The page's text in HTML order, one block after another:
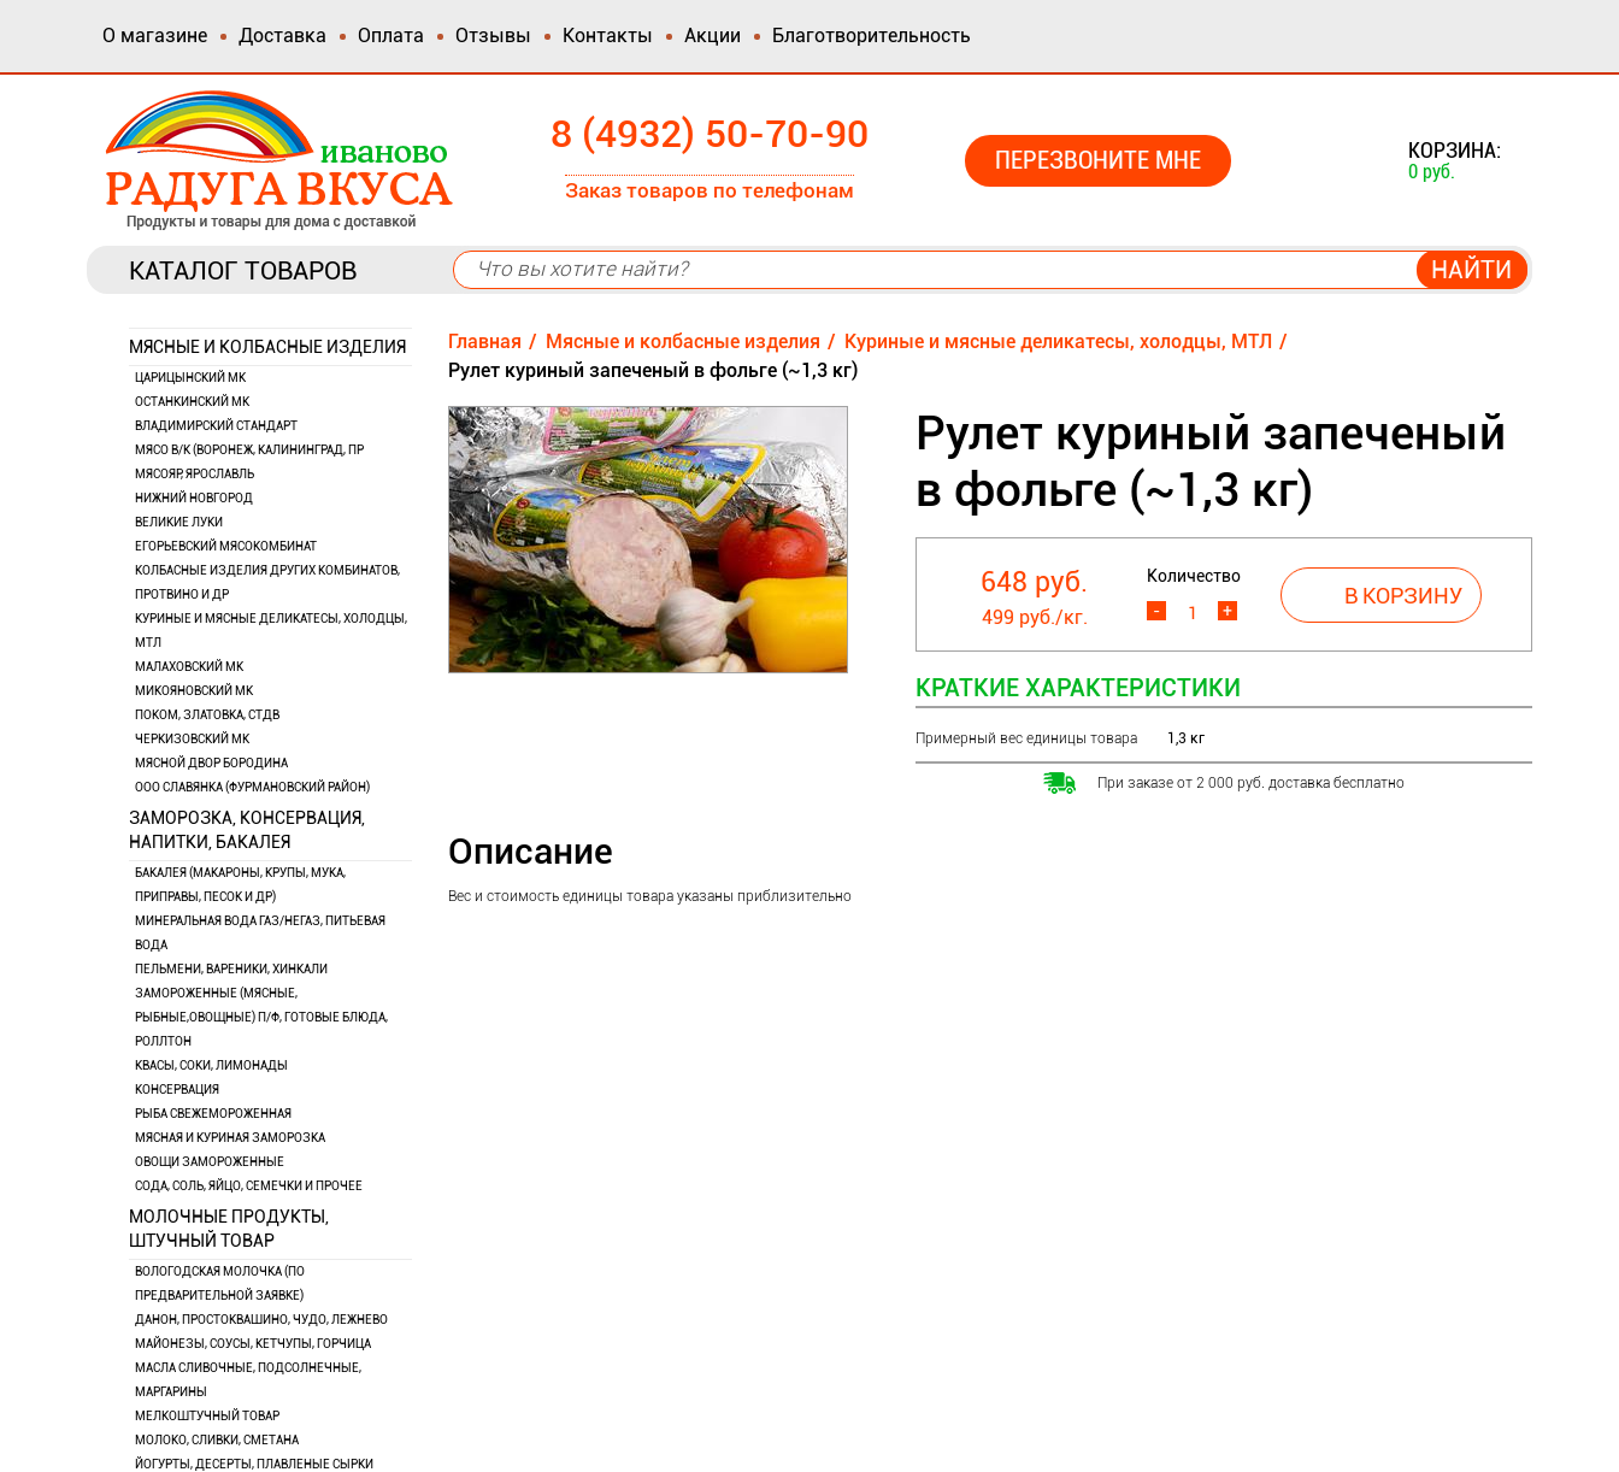
О магазине Доставка Оплата Отзывы Контакты Акции Благотворительность
8 (4932) 50-70-90
Заказ товаров по телефонам
ПЕРЕЗВОНИТЕ МНЕ КОРЗИНА:
0 руб.
КАТАЛОГ ТОВАРОВ
МЯСНЫЕ И КОЛБАСНЫЕ ИЗДЕЛИЯ
ЦАРИЦЫНСКИЙ МК
ОСТАНКИНСКИЙ МК
ВЛАДИМИРСКИЙ СТАНДАРТ
МЯСО В/К (ВОРОНЕЖ, КАЛИНИНГРАД, ПР
МЯСОЯР, ЯРОСЛАВЛЬ
НИЖНИЙ НОВГОРОД
ВЕЛИКИЕ ЛУКИ
ЕГОРЬЕВСКИЙ МЯСОКОМБИНАТ
КОЛБАСНЫЕ ИЗДЕЛИЯ ДРУГИХ КОМБИНАТОВ,
ПРОТВИНО И ДР
КУРИНЫЕ И МЯСНЫЕ ДЕЛИКАТЕСЫ, ХОЛОДЦЫ,
МТЛ
МАЛАХОВСКИЙ МК
МИКОЯНОВСКИЙ МК
ПОКОМ, ЗЛАТОВКА, СТДВ
ЧЕРКИЗОВСКИЙ МК
МЯСНОЙ ДВОР БОРОДИНА
ООО СЛАВЯНКА (ФУРМАНОВСКИЙ РАЙОН)
ЗАМОРОЗКА, КОНСЕРВАЦИЯ,
НАПИТКИ, БАКАЛЕЯ
БАКАЛЕЯ (МАКАРОНЫ, КРУПЫ, МУКА,
ПРИПРАВЫ, ПЕСОК И ДР)
МИНЕРАЛЬНАЯ ВОДА ГАЗ/НЕГАЗ, ПИТЬЕВАЯ
ВОДА
ПЕЛЬМЕНИ, ВАРЕНИКИ, ХИНКАЛИ
ЗАМОРОЖЕННЫЕ (МЯСНЫЕ,
РЫБНЫЕ,ОВОЩНЫЕ) П/Ф, ГОТОВЫЕ БЛЮДА,
РОЛЛТОН
КВАСЫ, СОКИ, ЛИМОНАДЫ
КОНСЕРВАЦИЯ
РЫБА СВЕЖЕМОРОЖЕННАЯ
МЯСНАЯ И КУРИНАЯ ЗАМОРОЗКА
ОВОЩИ ЗАМОРОЖЕННЫЕ
СОДА, СОЛЬ, ЯЙЦО, СЕМЕЧКИ И ПРОЧЕЕ
МОЛОЧНЫЕ ПРОДУКТЫ,
ШТУЧНЫЙ ТОВАР
ВОЛОГОДСКАЯ МОЛОЧКА (ПО
ПРЕДВАРИТЕЛЬНОЙ ЗАЯВКЕ)
ДАНОН, ПРОСТОКВАШИНО, ЧУДО, ЛЕЖНЕВО
МАЙОНЕЗЫ, СОУСЫ, КЕТЧУПЫ, ГОРЧИЦА
МАСЛА СЛИВОЧНЫЕ, ПОДСОЛНЕЧНЫЕ,
МАРГАРИНЫ
МЕЛКОШТУЧНЫЙ ТОВАР
МОЛОКО, СЛИВКИ, СМЕТАНА
ЙОГУРТЫ, ДЕСЕРТЫ, ПЛАВЛЕНЫЕ СЫРКИ
Главная Мясные и колбасные изделия
Куриные и мясные деликатесы, холодцы, МТЛ
Рулет куриный запеченый в фольге (~1,3 кг)
Рулет куриный запеченый
в фольге (~1,3 кг)
648 руб.
499 руб./кг.
Количество
+
-
КРАТКИЕ ХАРАКТЕРИСТИКИ
Примерный вес единицы товара 1,3 кг
При заказе от 2 000 руб. доставка бесплатно
Описание
Вес и стоимость единицы товара указаны приблизительно